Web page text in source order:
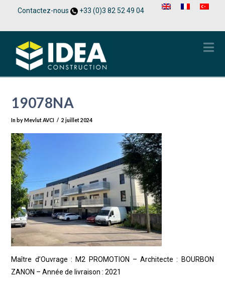
Contactez-nous +33 (0)3 82 52 49 04
19078NA
In by Mevlut AVCI 2 juillet 2024
Maître d’Ouvrage : M2 PROMOTION – Architecte : BOURBON
ZANON – Année de livraison : 2021